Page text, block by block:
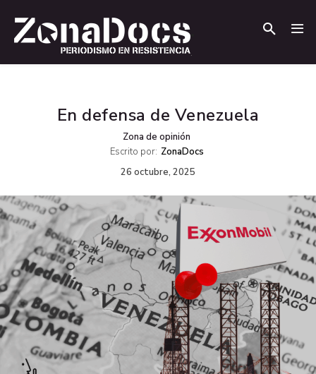
En defensa de Venezuela
Zona de opinión
Escrito por: ZonaDocs
26 octubre, 2025